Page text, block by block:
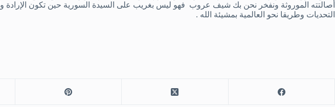
أصالتته الموروثة ونفخر نحن بك شيف عروب فهو ليس بغريب على السيدة السورية حين تكون الإرادة
التحديات وطريقا نحو العالمية بمشيئة الله .